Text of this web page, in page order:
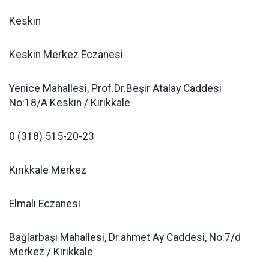
Keskin
Keskin Merkez Eczanesi
Yenice Mahallesi, Prof.Dr.Beşir Atalay Caddesi
No:18/A Keskin / Kırıkkale
0 (318) 515-20-23
Kırıkkale Merkez
Elmalı Eczanesi
Bağlarbaşı Mahallesi, Dr.ahmet Ay Caddesi, No:7/d
Merkez / Kırıkkale